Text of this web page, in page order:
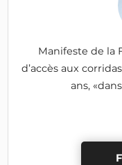
Manifeste de la
d’accès aux
ans,